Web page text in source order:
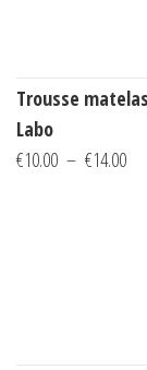
Trousse
Labo
€10.00 – €14.00Plage